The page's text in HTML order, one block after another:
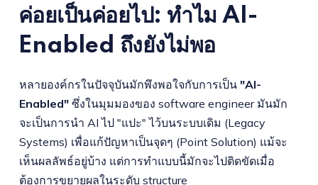
ค่อยเป็นค่อยไป: ทำไม AI-
Enabled ถึงยังไม่พอ
หลายองค์กรในปัจจุบันมักพึงพอใจกับการเป็น "AI-
Enabled"ซึ่งในมุมมองของ software engineer มันมัก
จะเป็นการนำ AI ไป "แปะ" ไว้บนระบบเดิม (Legacy
Systems) เพื่อแก้ปัญหาเป็นจุดๆ (Point Solution) แม้จะ
เห็นผลลัพธ์อยู่บ้าง แต่การทำแบบนี้มักจะไปติดขัดเมื่อ
ต้องการขยายผลในระดับ structure